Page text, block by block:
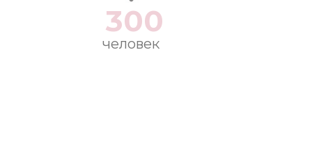
300
человек